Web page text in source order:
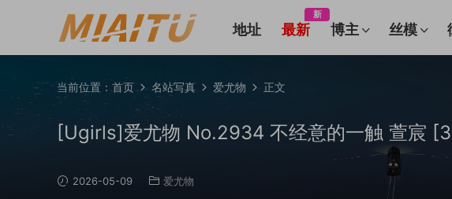
地址 最新
新
博主 丝模
当前位置： 首页 名站写真 爱尤物 正文
[Ugirls]爱尤物 No.2934 不经意的一触 萱宸
2026-05-09 爱尤物